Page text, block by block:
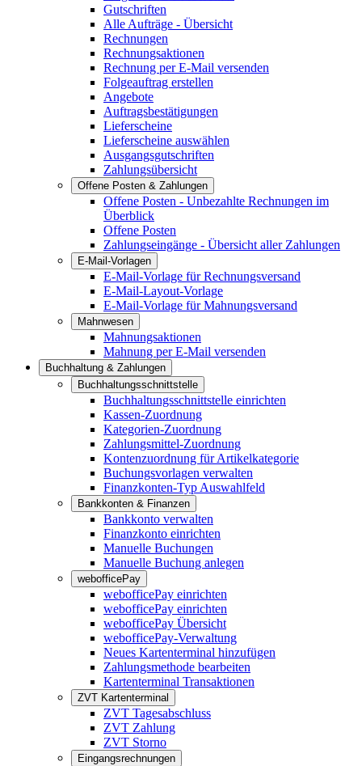
Gutschriften
Alle Aufträge - Übersicht
Rechnungen
Rechnungsaktionen
Rechnung per E-Mail versenden
Folgeauftrag erstellen
Angebote
Auftragsbestätigungen
Lieferscheine
Lieferscheine auswählen
Ausgangsgutschriften
Zahlungsübersicht
Offene Posten & Zahlungen
Offene Posten - Unbezahlte Rechnungen im
Überblick
Offene Posten
Zahlungseingänge - Übersicht aller Zahlungen
E-Mail-Vorlagen
E-Mail-Vorlage für Rechnungsversand
E-Mail-Layout-Vorlage
E-Mail-Vorlage für Mahnungsversand
Mahnwesen
Mahnungsaktionen
Mahnung per E-Mail versenden
Buchhaltung & Zahlungen
Buchhaltungsschnittstelle
Buchhaltungsschnittstelle einrichten
Kassen-Zuordnung
Kategorien-Zuordnung
Zahlungsmittel-Zuordnung
Kontenzuordnung für Artikelkategorie
Buchungsvorlagen verwalten
Finanzkonten-Typ Auswahlfeld
Bankkonten & Finanzen
Bankkonto verwalten
Finanzkonto einrichten
Manuelle Buchungen
Manuelle Buchung anlegen
webofficePay
webofficePay einrichten
webofficePay einrichten
webofficePay Übersicht
webofficePay-Verwaltung
Neues Kartenterminal hinzufügen
Zahlungsmethode bearbeiten
Kartenterminal Transaktionen
ZVT Kartenterminal
ZVT Tagesabschluss
ZVT Zahlung
ZVT Storno
Eingangsrechnungen